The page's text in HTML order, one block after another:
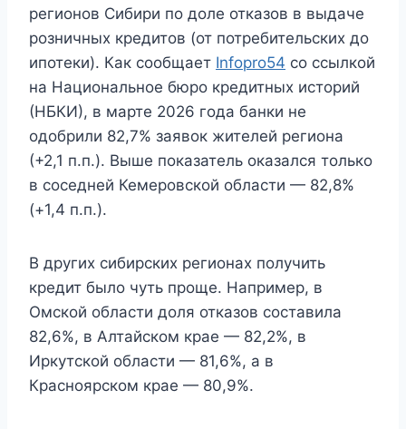
регионов Сибири по доле отказов в выдаче
розничных кредитов (от потребительских до
ипотеки). Как сообщает Infopro54 со ссылкой
на Национальное бюро кредитных историй
(НБКИ), в марте 2026 года банки не
одобрили 82,7% заявок жителей региона
(+2,1 п.п.). Выше показатель оказался только
в соседней Кемеровской области — 82,8%
(+1,4 п.п.).
В других сибирских регионах получить
кредит было чуть проще. Например, в
Омской области доля отказов составила
82,6%, в Алтайском крае — 82,2%, в
Иркутской области — 81,6%, а в
Красноярском крае — 80,9%.